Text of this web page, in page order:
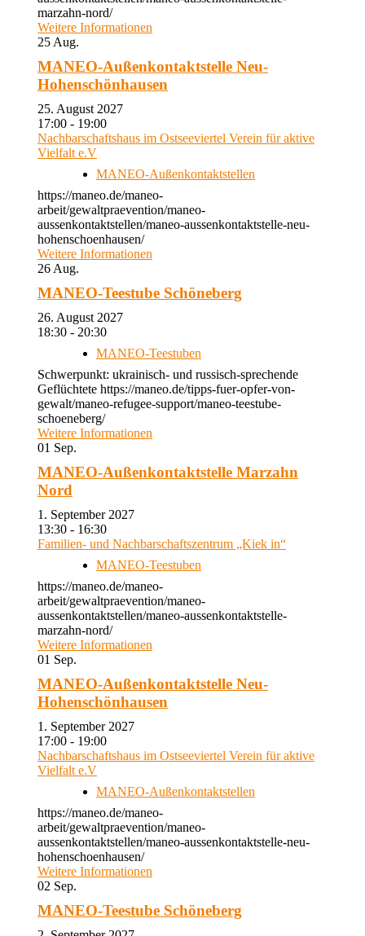
marzahn-nord/
Weitere Informationen
25 Aug.
MANEO-Außenkontaktstelle Neu-
Hohenschönhausen
25. August 2027
17:00 - 19:00
Nachbarschaftshaus im Ostseeviertel Verein für aktive
Vielfalt e.V
MANEO-Außenkontaktstellen
https://maneo.de/maneo-
arbeit/gewaltpraevention/maneo-
aussenkontaktstellen/maneo-aussenkontaktstelle-neu-
hohenschoenhausen/
Weitere Informationen
26 Aug.
MANEO-Teestube Schöneberg
26. August 2027
18:30 - 20:30
MANEO-Teestuben
Schwerpunkt: ukrainisch- und russisch-sprechende
Geflüchtete https://maneo.de/tipps-fuer-opfer-von-
gewalt/maneo-refugee-support/maneo-teestube-
schoeneberg/
Weitere Informationen
01 Sep.
MANEO-Außenkontaktstelle Marzahn
Nord
1. September 2027
13:30 - 16:30
Familien- und Nachbarschaftszentrum „Kiek in“
MANEO-Teestuben
https://maneo.de/maneo-
arbeit/gewaltpraevention/maneo-
aussenkontaktstellen/maneo-aussenkontaktstelle-
marzahn-nord/
Weitere Informationen
01 Sep.
MANEO-Außenkontaktstelle Neu-
Hohenschönhausen
1. September 2027
17:00 - 19:00
Nachbarschaftshaus im Ostseeviertel Verein für aktive
Vielfalt e.V
MANEO-Außenkontaktstellen
https://maneo.de/maneo-
arbeit/gewaltpraevention/maneo-
aussenkontaktstellen/maneo-aussenkontaktstelle-neu-
hohenschoenhausen/
Weitere Informationen
02 Sep.
MANEO-Teestube Schöneberg